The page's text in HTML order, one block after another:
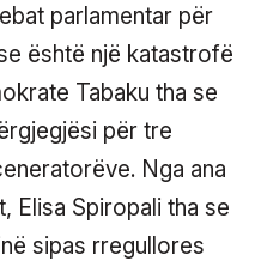
parlamentar për
është një katastrofë
Tabaku tha se
për tre
Nga ana
Elisa Spiropali tha se
sipas rregullores